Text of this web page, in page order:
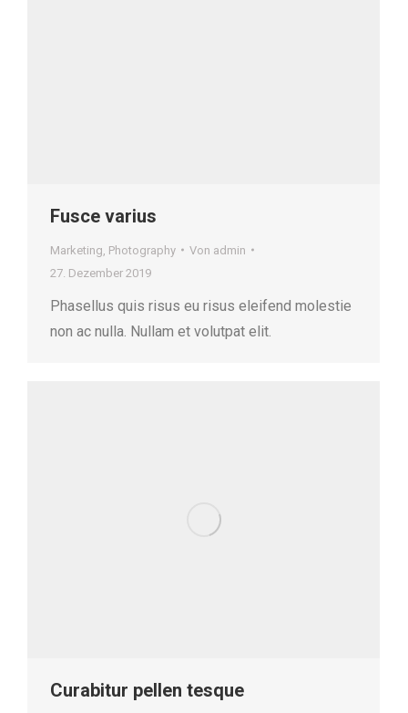
Fusce varius
Marketing Photography Von admin
27. Dezember 2019
Phasellus quis risus eu risus eleifend molestie
non ac nulla. Nullam et volutpat elit.
Curabitur pellen tesque